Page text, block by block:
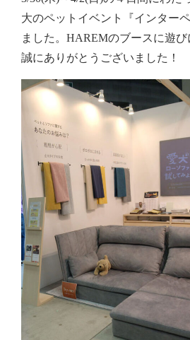
大のペットイベント『インター
ました。HAREMのブースに遊び
誠にありがとうございました！